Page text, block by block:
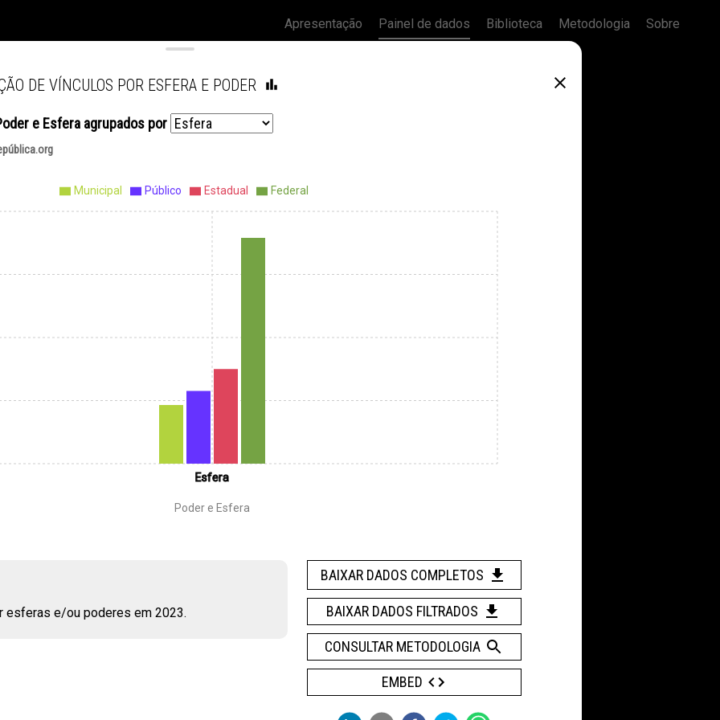
Apresentação Painel de dados Biblioteca Metodologia Sobre
DE VÍNCULOS POR ESFERA E PODER
e Esfera agrupados por
Esfera
Poder e Esfera
Municipal Público Estadual Federal
esferas e/ou poderes em 2023.
BAIXAR DADOS COMPLETOS
BAIXAR DADOS FILTRADOS
CONSULTAR METODOLOGIA
EMBED